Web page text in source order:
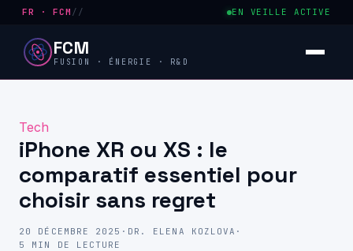
FR · FCM // EN VEILLE ACTIVE
FCM
FUSION · ÉNERGIE · R&D
Tech
iPhone XR ou XS : le
comparatif essentiel pour
choisir sans regret
20 DÉCEMBRE 2025 · DR. ELENA KOZLOVA ·
5 MIN DE LECTURE